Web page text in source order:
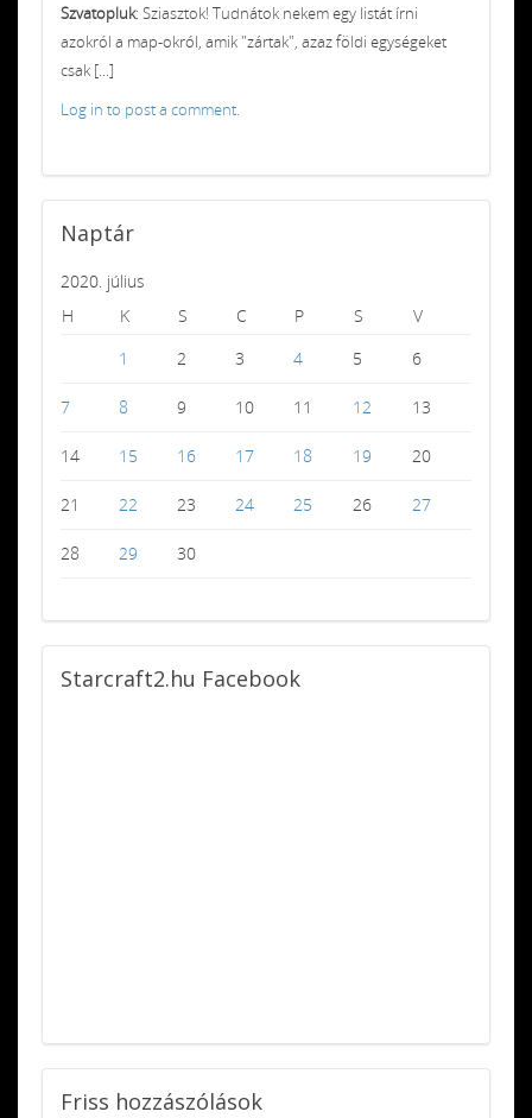
Szvatopluk: Sziasztok! Tudnátok nekem egy listát írni
azokról a map-okról, amik "zártak", azaz földi egységeket
csak [...]
Log in to post a comment.
Naptár
2020. július
H
K S C P S
V
1
2 3 4 5 6
7 8 9 10 11 12 13
14 15 16 17 18 19 20
21 22 23 24 25 26 27
28 29 30
Starcraft2.hu Facebook
Friss hozzászólások